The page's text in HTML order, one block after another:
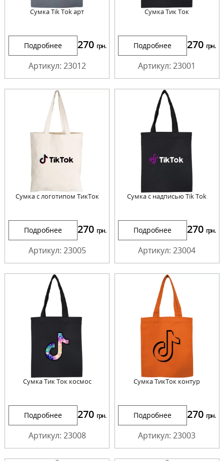
Сумка Tik Tok арт
Подробнее 270 грн.
Артикул: 23012
Сумка Тик Ток
Подробнее 270 грн.
Артикул: 23001
Сумка c логотипом ТикТок
Подробнее 270 грн.
Артикул: 23005
Сумка с надписью Tik Tok
Подробнее 270 грн.
Артикул: 23004
Сумка Тик Ток космос
Подробнее 270 грн.
Артикул: 23008
Сумка ТикТок контур
Подробнее 270 грн.
Артикул: 23003